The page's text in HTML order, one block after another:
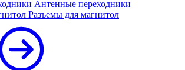
Антенные переходники
Разъемы для магнитол